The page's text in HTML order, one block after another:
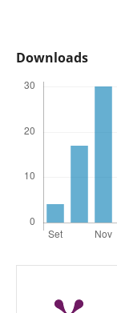
Downloads